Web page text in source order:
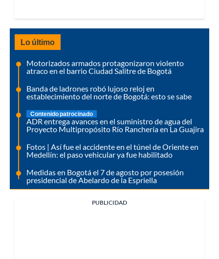
Lo último
Motorizados armados protagonizaron violento
atraco en el barrio Ciudad Salitre de Bogotá
Banda de ladrones robó lujoso reloj en
establecimiento del norte de Bogotá: esto se sabe
Contenido patrocinado
ADR entrega avances en el suministro de agua del
Proyecto Multipropósito Río Ranchería en La Guajira
Fotos | Así fue el accidente en el túnel de Oriente en
Medellín: el paso vehicular ya fue habilitado
Medidas en Bogotá el 7 de agosto por posesión
presidencial de Abelardo de la Espriella
PUBLICIDAD